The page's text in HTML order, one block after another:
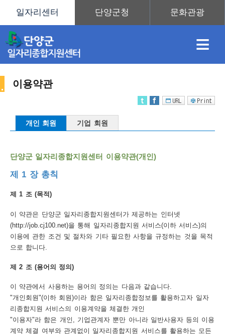
≡
보
보
련
우
내
이용약관
개인 회원 기업 회원
단양군 일자리종합지원센터 이용약관(개인)
제 1 장 총칙
제 1 조 (목적)
이 약관은 단양군 일자리종합지원센터가 제공하는 인터넷
(http://job.cj100.net)을 통해 일자리종합지원 서비스(이하 서비스)의
이용에 관한 조건 및 절차와 기타 필요한 사항을 규정하는 것을 목적
으로 합니다.
제 2 조 (용어의 정의)
이 약관에서 사용하는 용어의 정의는 다음과 같습니다.
"개인회원"(이하 회원)이라 함은 일자리종합정보를 활용하고자 일자
리종합지원 서비스의 이용계약을 체결한 개인
"이용자"라 함은 개인, 기업관계자 뿐만 아니라 일반사용자 등의 이용
계약 체결 여부와 관계없이 일자리종합지원 서비스를 활용하는 모든
사
이
트